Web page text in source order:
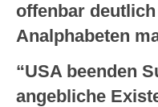
offenbar
Analphabeten
“USA beenden
angebliche